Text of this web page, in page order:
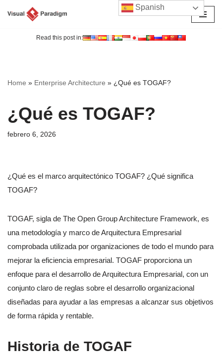
Read this post in:
Home » Enterprise Architecture » ¿Qué es TOGAF?
¿Qué es TOGAF?
febrero 6, 2026
¿Qué es el marco arquitectónico TOGAF? ¿Qué significa
TOGAF?
TOGAF, sigla de The Open Group Architecture Framework, es
una metodología y marco de Arquitectura Empresarial
comprobada utilizada por organizaciones de todo el mundo para
mejorar la eficiencia empresarial. TOGAF proporciona un
enfoque para el desarrollo de Arquitectura Empresarial, con un
conjunto claro de reglas sobre el desarrollo organizacional
diseñadas para ayudar a las empresas a alcanzar sus objetivos
de forma rápida y rentable.
Historia de TOGAF
Spanish